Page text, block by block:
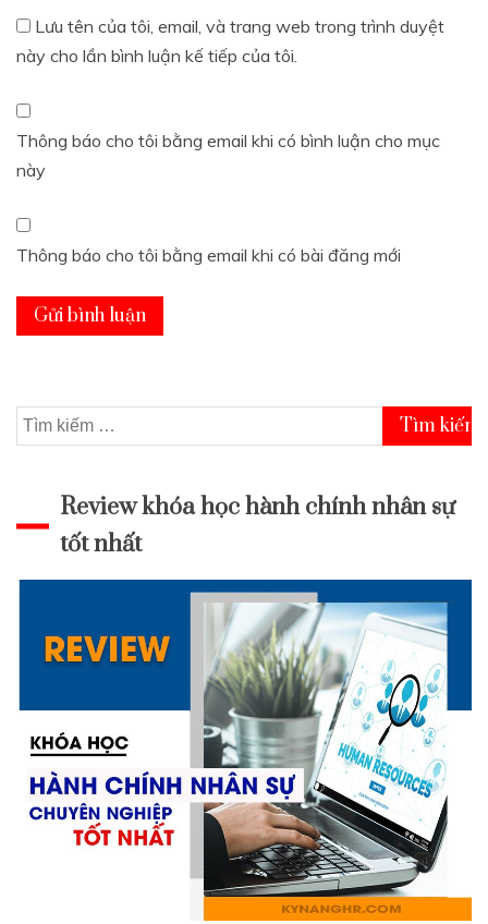
Lưu tên của tôi, email, và trang web trong trình duyệt
này cho lần bình luận kế tiếp của tôi.
Thông báo cho tôi bằng email khi có bình luận cho mục
này
Thông báo cho tôi bằng email khi có bài đăng mới
Tìm
kiếm
Review khóa học hành chính nhân sự
tốt nhất